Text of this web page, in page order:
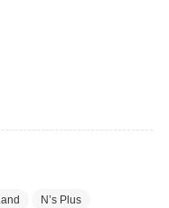
N’s Plus